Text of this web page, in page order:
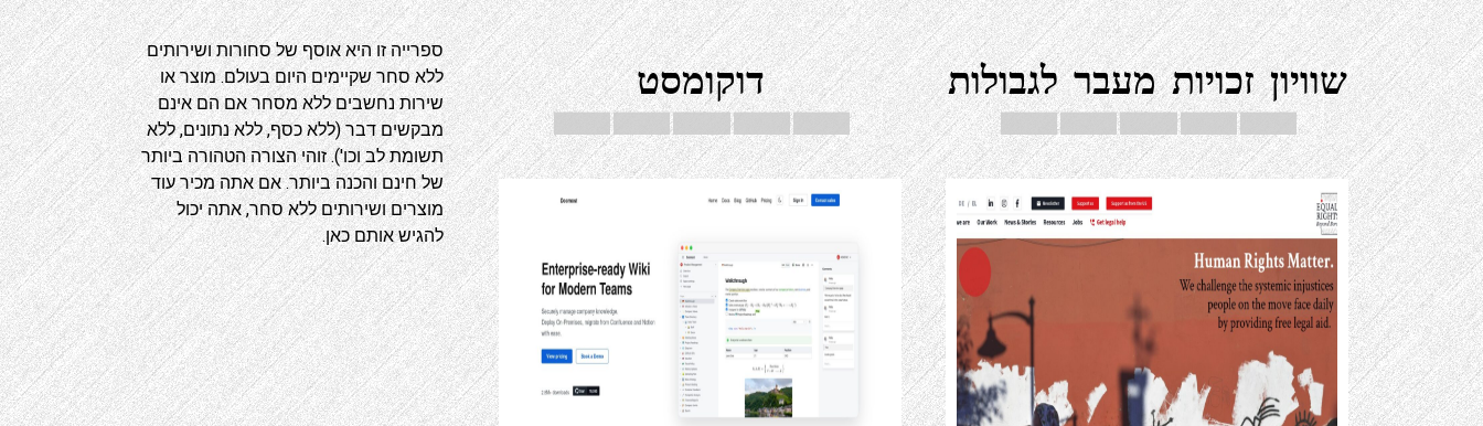
שוויון זכויות מעבר לגבולות דוקומסט
ספרייה זו היא אוסף של סחורות ושירותים
ללא סחר שקיימים היום בעולם. מוצר או
שירות נחשבים ללא מסחר אם הם אינם
מבקשים דבר (ללא כסף, ללא נתונים, ללא
תשומת לב וכו'). זוהי הצורה הטהורה ביותר
של חינם והכנה ביותר. אם אתה מכיר עוד
מוצרים ושירותים ללא סחר, אתה יכול
להגיש אותםכאן.